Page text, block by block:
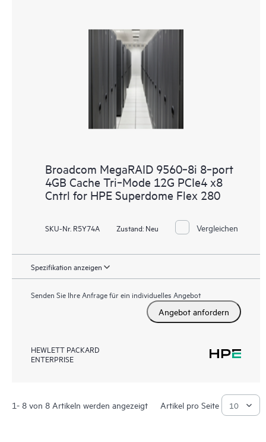
Broadcom MegaRAID 9560‑8i 8‑port
4GB Cache Tri‑Mode 12G PCIe4 x8
Cntrl for HPE Superdome Flex 280
SKU-Nr. R5Y74A Zustand: Neu Vergleichen
Spezifikation anzeigen
Senden Sie Ihre Anfrage für ein individuelles Angebot
Angebot anfordern
HEWLETT PACKARD
ENTERPRISE
1- 8 von 8 Artikeln werden angezeigt Artikel pro Seite